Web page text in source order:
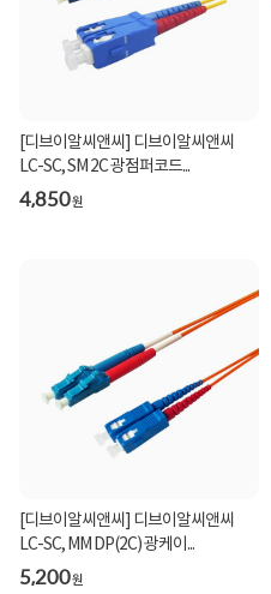
[디브이알씨앤씨] 디브이알씨앤씨
LC-SC, SM 2C 광점퍼코드...
4,850원
[디브이알씨앤씨] 디브이알씨앤씨
LC-SC, MM DP(2C) 광케이...
5,200원